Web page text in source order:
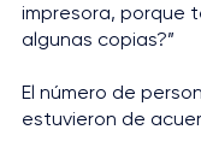
impresora, porque
algunas copias?”
El número de
estuvieron de